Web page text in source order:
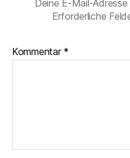
Deine E-Mail-
Erforderliche
Kommentar *